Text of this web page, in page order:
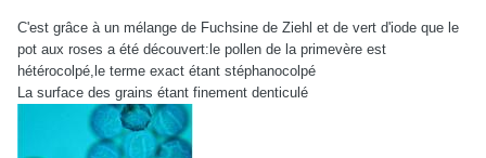
C'est grâce à un mélange de Fuchsine de Ziehl et de vert d'iode que le
pot aux roses a été découvert:le pollen de la primevère est
hétérocolpé,le terme exact étant stéphanocolpé
La surface des grains étant finement denticulé